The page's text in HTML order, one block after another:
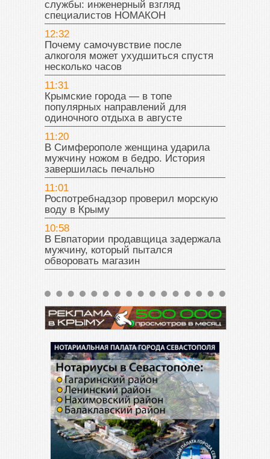
службы: инженерный взгляд
специалистов НОМАКОН
12:32
Почему самочувствие после
алкоголя может ухудшиться спустя
несколько часов
11:31
Крымские города — в топе
популярных направлений для
одиночного отдыха в августе
11:20
В Симферополе женщина ударила
мужчину ножом в бедро. История
завершилась печально
11:01
Роспотребнадзор проверил морскую
воду в Крыму
10:58
В Евпатории продавщица задержала
мужчину, который пытался
обворовать магазин